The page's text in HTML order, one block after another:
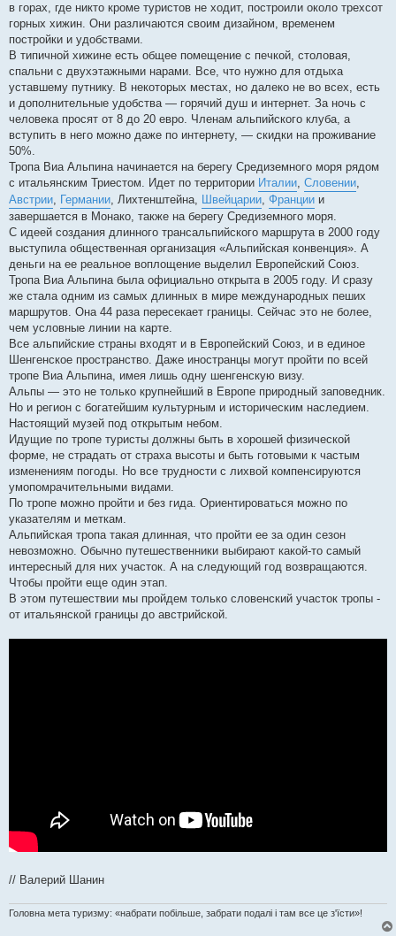
в горах, где никто кроме туристов не ходит, построили около трехсот
горных хижин. Они различаются своим дизайном, временем
постройки и удобствами.
В типичной хижине есть общее помещение с печкой, столовая,
спальни с двухэтажными нарами. Все, что нужно для отдыха
уставшему путнику. В некоторых местах, но далеко не во всех, есть
и дополнительные удобства — горячий душ и интернет. За ночь с
человека просят от 8 до 20 евро. Членам альпийского клуба, а
вступить в него можно даже по интернету, — скидки на проживание
50%.
Тропа Виа Альпина начинается на берегу Средиземного моря рядом
с итальянским Триестом. Идет по территории Италии, Словении,
Австрии, Германии, Лихтенштейна, Швейцарии, Франции и
завершается в Монако, также на берегу Средиземного моря.
С идеей создания длинного трансальпийского маршрута в 2000 году
выступила общественная организация «Альпийская конвенция». А
деньги на ее реальное воплощение выделил Европейский Союз.
Тропа Виа Альпина была официально открыта в 2005 году. И сразу
же стала одним из самых длинных в мире международных пеших
маршрутов. Она 44 раза пересекает границы. Сейчас это не более,
чем условные линии на карте.
Все альпийские страны входят и в Европейский Союз, и в единое
Шенгенское пространство. Даже иностранцы могут пройти по всей
тропе Виа Альпина, имея лишь одну шенгенскую визу.
Альпы — это не только крупнейший в Европе природный заповедник.
Но и регион с богатейшим культурным и историческим наследием.
Настоящий музей под открытым небом.
Идущие по тропе туристы должны быть в хорошей физической
форме, не страдать от страха высоты и быть готовыми к частым
изменениям погоды. Но все трудности с лихвой компенсируются
умопомрачительными видами.
По тропе можно пройти и без гида. Ориентироваться можно по
указателям и меткам.
Альпийская тропа такая длинная, что пройти ее за один сезон
невозможно. Обычно путешественники выбирают какой-то самый
интересный для них участок. А на следующий год возвращаются.
Чтобы пройти еще один этап.
В этом путешествии мы пройдем только словенский участок тропы -
от итальянской границы до австрийской.
// Валерий Шанин
Головна мета туризму: «набрати побільше, забрати подалі і там все це з'їсти»!